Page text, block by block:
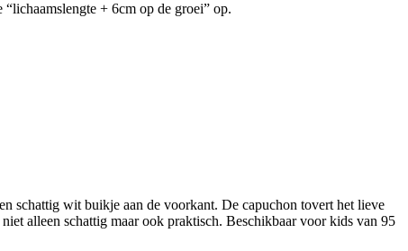
+ 6cm op de groei” op.
schattig wit buikje aan de voorkant. De capuchon tovert het lieve
alleen schattig maar ook praktisch. Beschikbaar voor kids van 95